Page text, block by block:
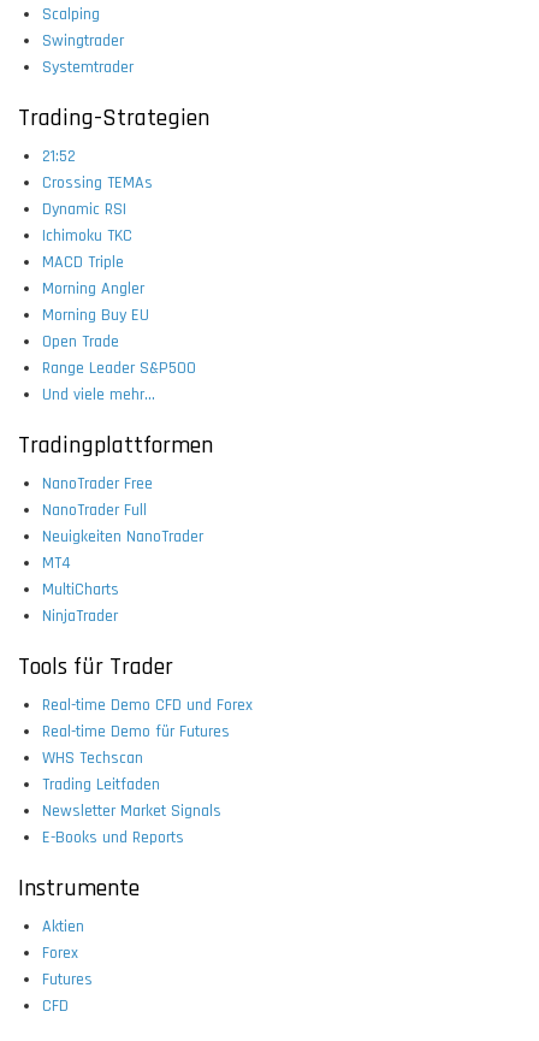
Scalping
Swingtrader
Systemtrader
Trading-Strategien
21:52
Crossing TEMAs
Dynamic RSI
Ichimoku TKC
MACD Triple
Morning Angler
Morning Buy EU
Open Trade
Range Leader S&P500
Und viele mehr...
Tradingplattformen
NanoTrader Free
NanoTrader Full
Neuigkeiten NanoTrader
MT4
MultiCharts
NinjaTrader
Tools für Trader
Real-time Demo CFD und Forex
Real-time Demo für Futures
WHS Techscan
Trading Leitfaden
Newsletter Market Signals
E-Books und Reports
Instrumente
Aktien
Forex
Futures
CFD